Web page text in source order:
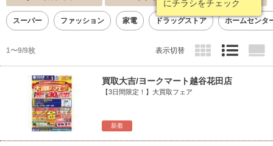
にチラシをチェック
スーパー ファッション 家電 ドラッグストア ホームセンタ
1〜9/9枚 表示切替
新着
買取大吉/ヨークマート越谷花田店
【3日間限定！】大買取フェア